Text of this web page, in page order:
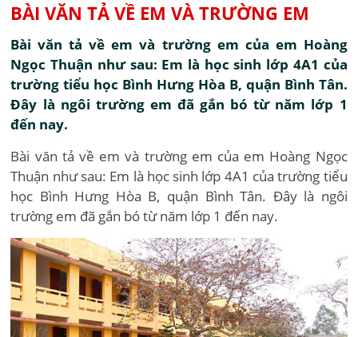
BÀI VĂN TẢ VỀ EM VÀ TRƯỜNG EM
Bài văn tả về em và trường em của em Hoàng
Ngọc Thuận như sau: Em là học sinh lớp 4A1 của
trường tiểu học Bình Hưng Hòa B, quận Bình Tân.
Đây là ngôi trường em đã gắn bó từ năm lớp 1
đến nay.
Bài văn tả về em và trường em của em Hoàng Ngọc
Thuận như sau: Em là học sinh lớp 4A1 của trường tiểu
học Bình Hưng Hòa B, quận Bình Tân. Đây là ngôi
trường em đã gắn bó từ năm lớp 1 đến nay.